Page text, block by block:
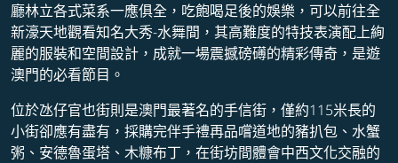
廳林立各式菜系一應俱全，吃飽喝足後的娛樂，可以前往全
新濠天地觀看知名大秀-水舞間，其高難度的特技表演配上絢
麗的服裝和空間設計，成就一場震撼磅礡的精彩傳奇，是遊
澳門的必看節目。
位於氹仔官也街則是澳門最著名的手信街，僅約115米長的
小街卻應有盡有，採購完伴手禮再品嚐道地的豬扒包、水蟹
粥、安德魯蛋塔、木糠布丁，在街坊間體會中西文化交融的